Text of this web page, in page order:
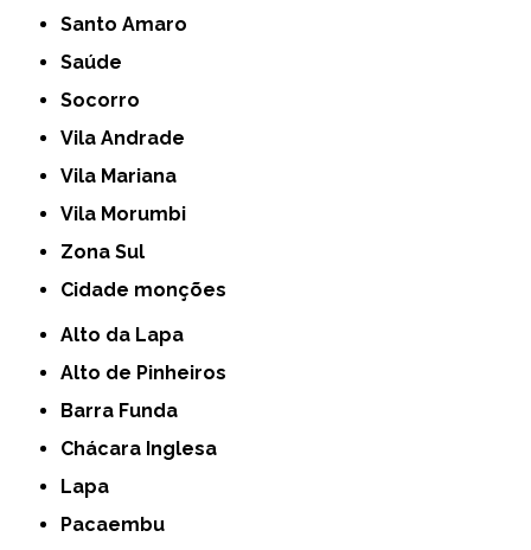
Santo Amaro
Saúde
Socorro
Vila Andrade
Vila Mariana
Vila Morumbi
Zona Sul
cidade monções
Alto da Lapa
Alto de Pinheiros
Barra Funda
Chácara Inglesa
Lapa
Pacaembu